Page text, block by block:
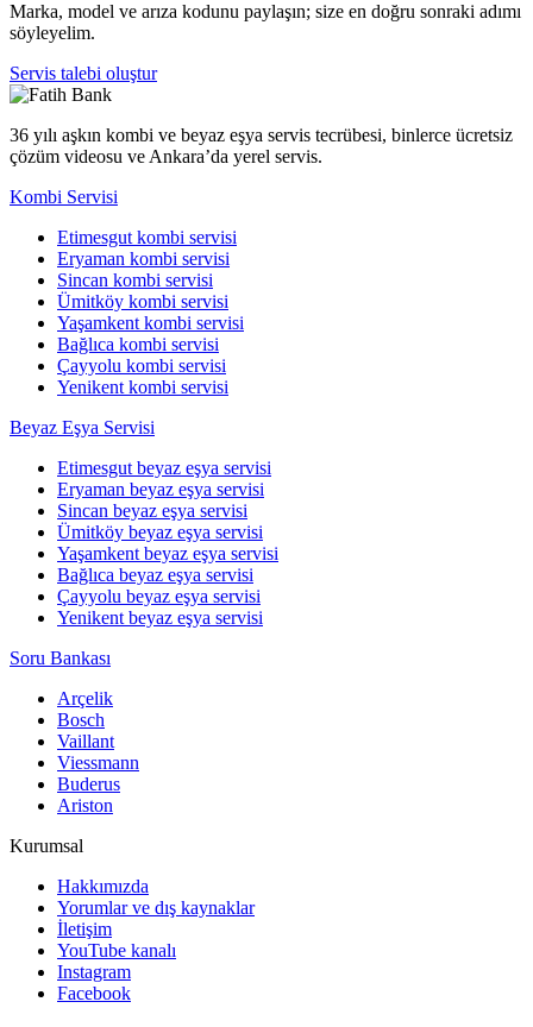
Marka, model ve arıza kodunu paylaşın; size en doğru sonraki adımı
söyleyelim.
Servis talebi oluştur
36 yılı aşkın kombi ve beyaz eşya servis tecrübesi, binlerce ücretsiz
çözüm videosu ve Ankara’da yerel servis.
Kombi Servisi
Etimesgut kombi servisi
Eryaman kombi servisi
Sincan kombi servisi
Ümitköy kombi servisi
Yaşamkent kombi servisi
Bağlıca kombi servisi
Çayyolu kombi servisi
Yenikent kombi servisi
Beyaz Eşya Servisi
Etimesgut beyaz eşya servisi
Eryaman beyaz eşya servisi
Sincan beyaz eşya servisi
Ümitköy beyaz eşya servisi
Yaşamkent beyaz eşya servisi
Bağlıca beyaz eşya servisi
Çayyolu beyaz eşya servisi
Yenikent beyaz eşya servisi
Soru Bankası
Arçelik
Bosch
Vaillant
Viessmann
Buderus
Ariston
Kurumsal
Hakkımızda
Yorumlar ve dış kaynaklar
İletişim
YouTube kanalı
Instagram
Facebook